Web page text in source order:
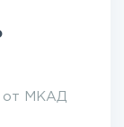
от МКАД